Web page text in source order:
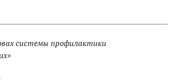
системы профилактики